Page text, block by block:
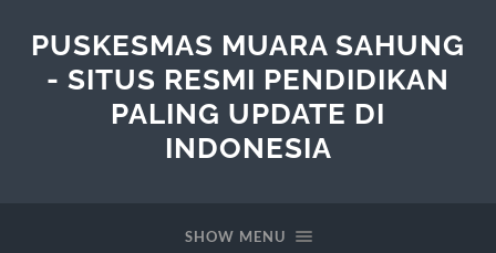
PUSKESMAS MUARA SAHUNG
- SITUS RESMI PENDIDIKAN
PALING UPDATE DI
INDONESIA
SHOW MENU